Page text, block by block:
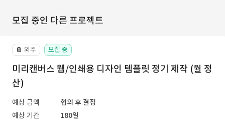
모집 중인 다른 프로젝트
📔 외주 모집 중
미리캔버스 웹/인쇄용 디자인 템플릿 정기 제작 (월 정
산)
예상 금액
협의 후 결정
예상 기간
180일